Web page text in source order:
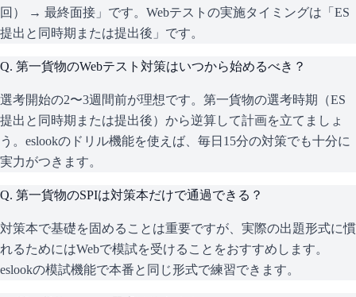
回） → 最終面接」です。Webテストの実施タイミングは「ES
提出と同時期または提出後」です。
Q. 第一貨物のWebテスト対策はいつから始めるべき？
選考開始の2〜3週間前が理想です。第一貨物の選考時期（ES
提出と同時期または提出後）から逆算して計画を立てましょ
う。eslookのドリル機能を使えば、毎日15分の対策でも十分に
実力がつきます。
Q. 第一貨物のSPIは対策本だけで通過できる？
対策本で基礎を固めることは重要ですが、実際の出題形式に慣
れるためにはWebで模試を受けることをおすすめします。
eslookの模試機能で本番と同じ形式で練習できます。